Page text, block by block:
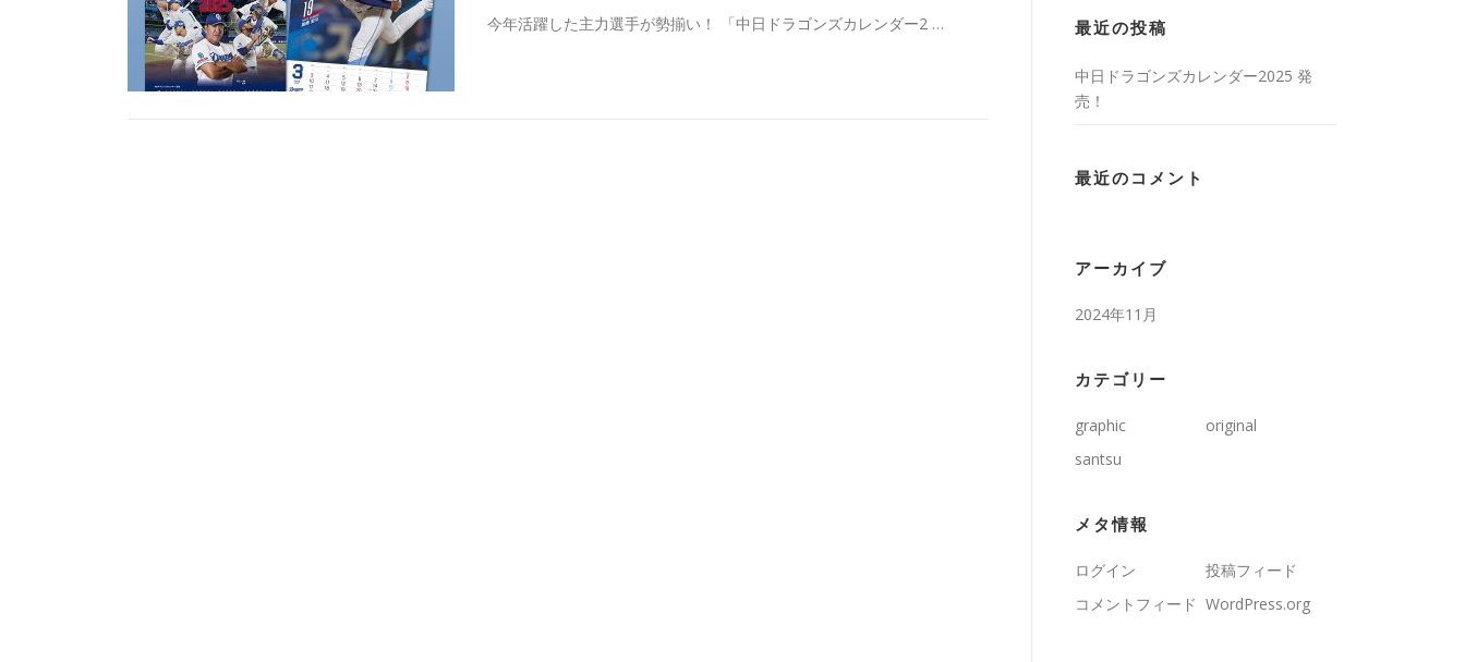
今年活躍した主力選手が勢揃い！ 「中日ドラゴンズカレンダー2 … 最近の投稿
中日ドラゴンズカレンダー2025 発
売！
最近のコメント
アーカイブ
2024年11月
カテゴリー
graphic
original
santsu
メタ情報
ログイン
投稿フィード
コメントフィード WordPress.org